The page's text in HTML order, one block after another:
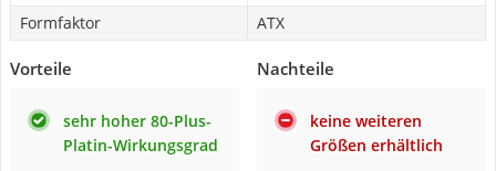
Formfaktor
ATX
Vorteile
sehr hoher 80-Plus-
Platin-Wirkungsgrad
Nachteile
keine weiteren
Größen erhältlich